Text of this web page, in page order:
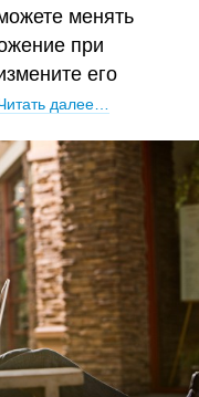
менять
при
его
далее…